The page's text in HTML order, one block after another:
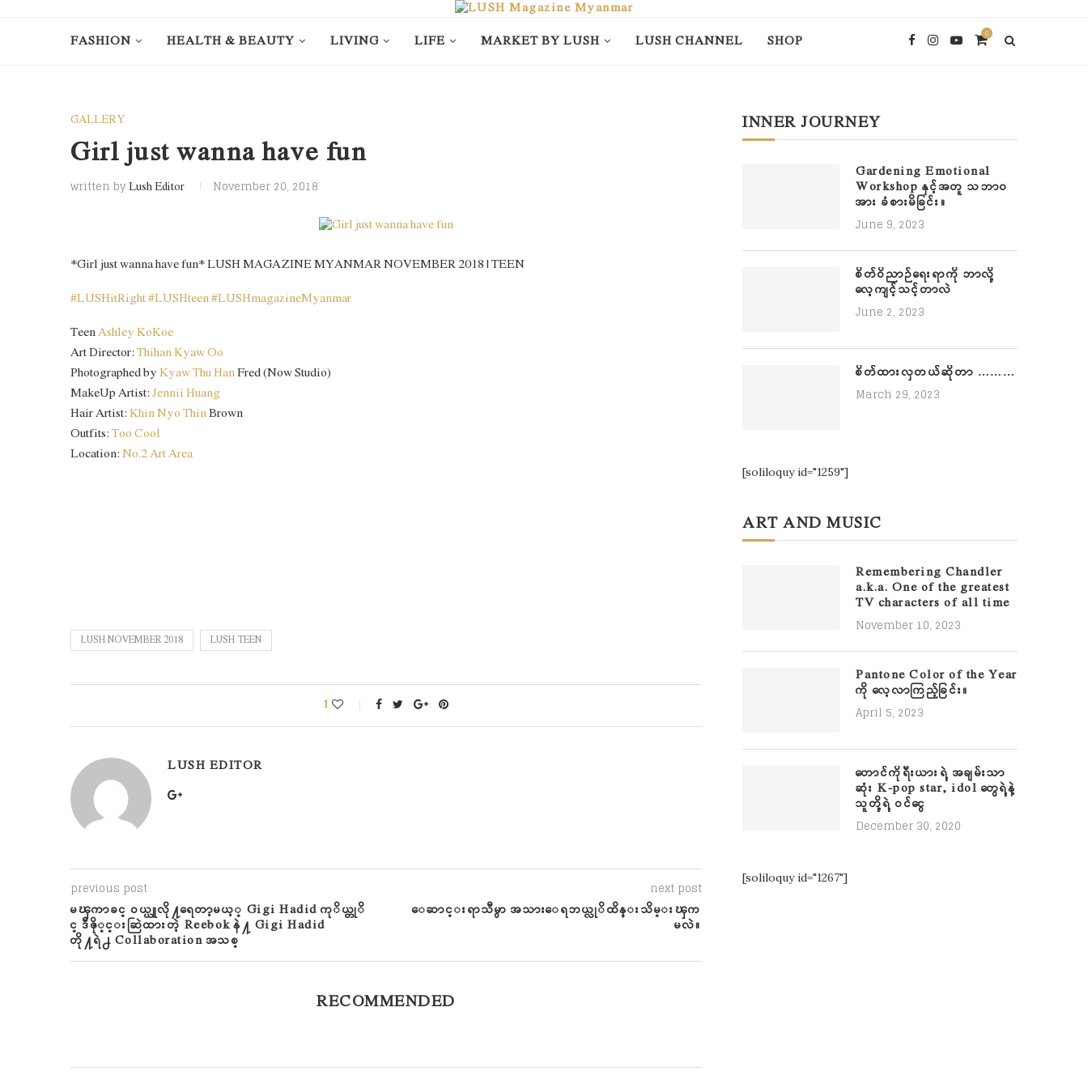
FASHION HEALTH & BEAUTY LIVING LIFE MARKET BY LUSH LUSH CHANNEL SHOP 0
GALLERY
Girl just wanna have fun
written byLush Editor November 20, 2018
*Girl just wanna have fun* LUSH MAGAZINE MYANMAR NOVEMBER 2018 | TEEN
#LUSHitRight#LUSHteen#LUSHmagazineMyanmar
TeenAshley KoKoe
Art Director: Thihan Kyaw Oo
Photographed by Kyaw Thu HanFred (Now Studio)
MakeUp Artist: Jennii Huang
Hair Artist: Khin Nyo ThinBrown
Outfits: Too Cool
Location: No.2 Art Area
LUSH NOVEMBER 2018 LUSH TEEN
1
LUSH EDITOR
previous post
မၾကာခင္ ဝယ္ယူလို႔ရေတာ့မယ့္ Gigi Hadid ကုိယ္တုိ
င္ ဒီဇို္င္းဆြဲထားတဲ့ Reebok နဲ႔ Gigi Hadid
တို႔ရဲ႕ Collaboration အသစ္
next post
ေဆာင္းရာသီမွာ အသားေရဘယ္လုိထိန္းသိမ္းၾက
မလဲ။
RECOMMENDED
INNER JOURNEY
Gardening Emotional
Workshop နှင့်အတူ သဘာဝ
အား ခံစားမိခြင်း။
June 9, 2023
စိတ်ဝိညာဉ်ရေးရာကို ဘာလို့
လေ့ကျင့်သင့်တာလဲ
June 2, 2023
စိတ်ထားလှတယ်ဆိုတာ ………
March 29, 2023
[soliloquy id="1259"]
ART AND MUSIC
Remembering Chandler
a.k.a. One of the greatest
TV characters of all time
November 10, 2023
Pantone Color of the Year
ကို လေ့လာကြည့်ခြင်း။
April 5, 2023
တောင်ကိုရီးယားရဲ့ အချမ်းသာ
ဆုံး K-pop star, idol တွေရဲ့နဲ့
သူတို့ရဲ့ ဝင်ငွေ
December 30, 2020
[soliloquy id="1267"]